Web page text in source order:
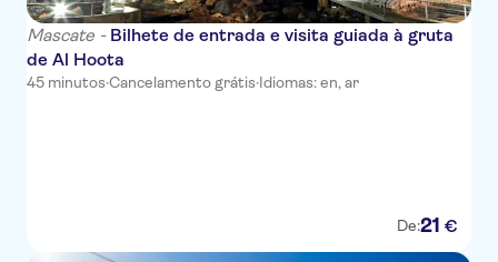
Mascate - Bilhete de entrada e visita guiada à gruta
de Al Hoota
45 minutos·Cancelamento grátis·Idiomas: en, ar
De:21 €